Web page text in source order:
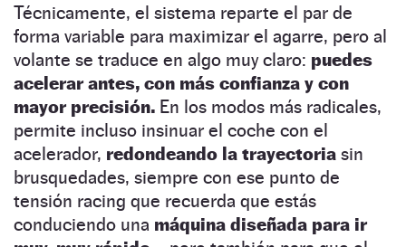
Técnicamente, el sistema reparte el par de
forma variable para maximizar el agarre, pero al
volante se traduce en algo muy claro: puedes
acelerar antes, con más confianza y con
mayor precisión. En los modos más radicales,
permite incluso insinuar el coche con el
acelerador, redondeando la trayectoria sin
brusquedades, siempre con ese punto de
tensión racing que recuerda que estás
conduciendo una máquina diseñada para ir